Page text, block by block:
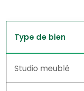
Type de bien
Studio meublé